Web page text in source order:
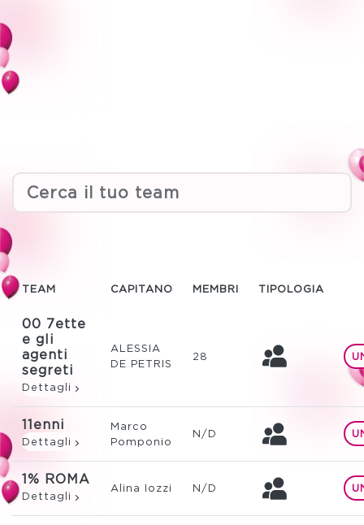
TEAM CAPITANO MEMBRI TIPOLOGIA
00 7ette
e gli
agenti
segreti
Dettagli
ALESSIA
DE PETRIS
28
11enni
Dettagli
Marco
Pomponio
N/D
1% ROMA
Dettagli
Alina Iozzi N/D